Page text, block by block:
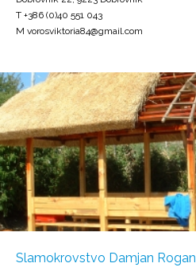
T +386 (0)40 551 043
M vorosviktoria84@gmail.com
Slamokrovstvo Damjan Rogan